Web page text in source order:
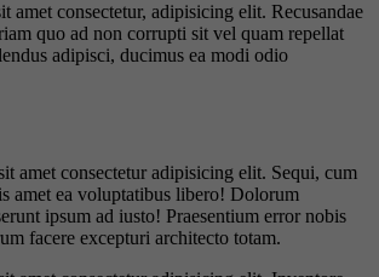
amet consectetur, adipisicing elit. Recusandae
quo ad non corrupti sit vel quam repellat
adipisci, ducimus ea modi odio
amet consectetur adipisicing elit. Sequi, cum
amet ea voluptatibus libero! Dolorum
ipsum ad iusto! Praesentium error nobis
facere excepturi architecto totam.